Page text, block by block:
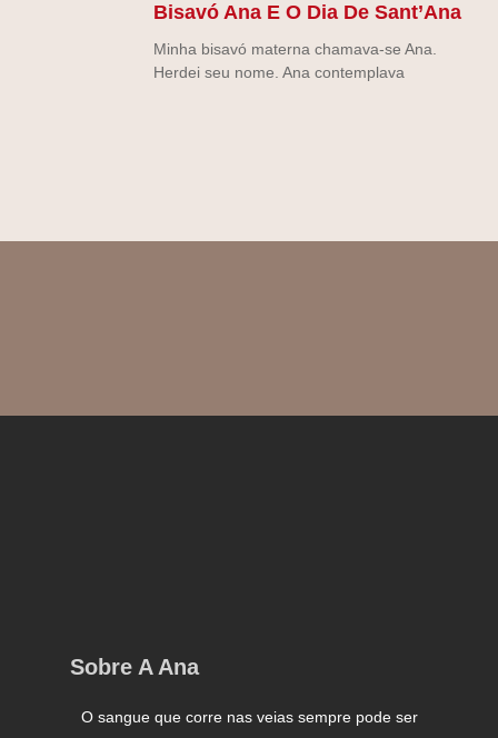
Bisavó Ana E O Dia De Sant’Ana
Minha bisavó materna chamava-se Ana.
Herdei seu nome. Ana contemplava
Sobre A Ana
O sangue que corre nas veias sempre pode ser